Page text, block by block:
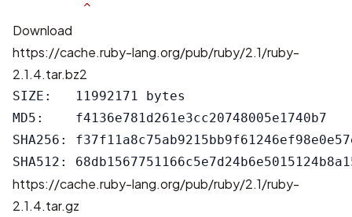
         ^
Download
https://cache.ruby-lang.org/pub/ruby/2.1/ruby-
2.1.4.tar.bz2
SIZE:   11992171 bytes
MD5:    f4136e781d261e3cc20748005e1740b7
SHA256:
https://cache.ruby-lang.org/pub/ruby/2.1/ruby-
2.1.4.tar.gz